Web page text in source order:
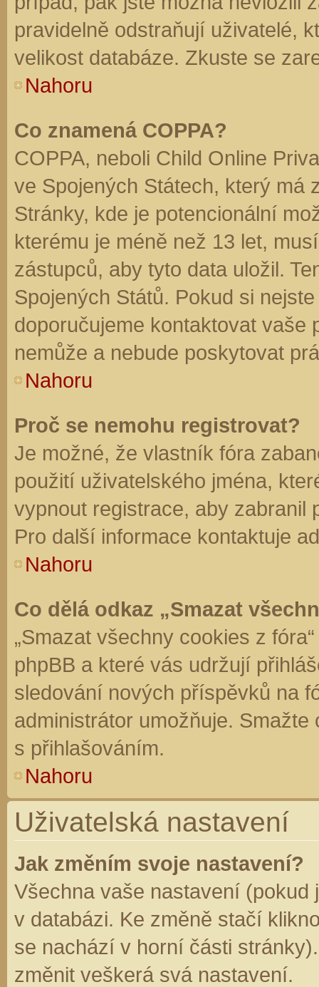
pravidelně odstraňují uživatelé,
velikost databáze. Zkuste se
Nahoru
Co znamená COPPA?
COPPA, neboli Child Online
ve Spojených Státech, který má
Stránky, kde je potencionální
kterému je méně než 13 let,
zástupců, aby tyto data uložil.
Spojených Států. Pokud si
doporučujeme kontaktovat vaše
nemůže a nebude poskytovat
Nahoru
Proč se nemohu registrovat?
Je možné, že vlastník fóra
použití uživatelského jména,
vypnout registrace, aby zabranil
Pro další informace kontaktuje
Nahoru
Co dělá odkaz „Smazat
„Smazat všechny cookies z
phpBB a které vás udržují
sledování nových příspěvků na
administrátor umožňuje.
s přihlašováním.
Nahoru
Uživatelská nastavení
Jak změním svoje nastavení?
Všechna vaše nastavení (pokud
v databázi. Ke změně stačí
se nachází v horní části
změnit veškerá svá nastavení.